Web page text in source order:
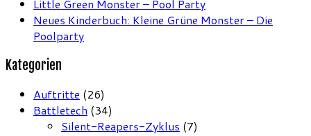
Little Green Monster – Pool Party
Neues Kinderbuch: Kleine Grüne Monster – Die
Poolparty
Kategorien
Auftritte (26)
Battletech (34)
Silent-Reapers-Zyklus (7)